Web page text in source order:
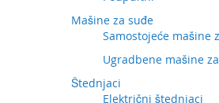
Mašine za suđe
Samostojeće mašine
Ugradbene mašine
Štednjaci
Električni štednjaci